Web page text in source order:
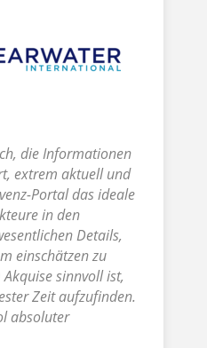
die Informationen
extrem aktuell und
Portal das ideale
in den
Details,
einschätzen zu
sinnvoll ist,
Zeit aufzufinden.
absoluter